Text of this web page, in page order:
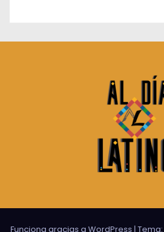
Funciona gracias a WordPress | Tema: